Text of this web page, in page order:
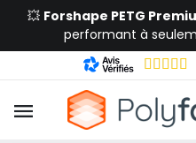
💥 Forshape PETG
performant à